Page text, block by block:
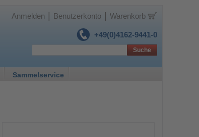
+49(0)4162-9441-0
Anmelden Benutzerkonto Warenkorb
Sammelservice
Suche